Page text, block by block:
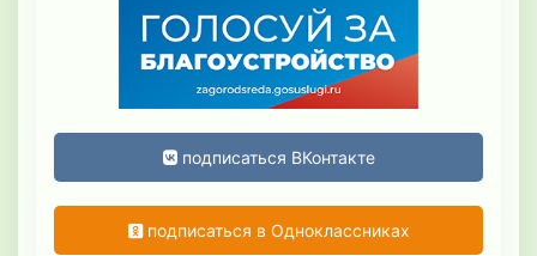
подписаться ВКонтакте
подписаться в Одноклассниках